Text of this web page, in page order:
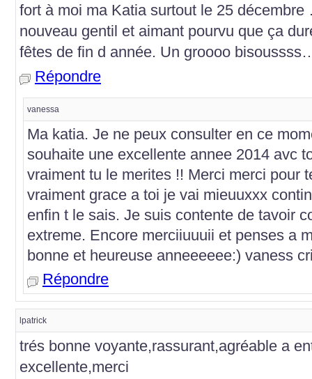
fort à moi ma Katia surtout le 25
nouveau gentil et aimant pourvu que ça
fêtes de fin d année. Un groooo
Répondre
vanessa
Ma katia. Je ne peux consulter en ce
souhaite une excellente annee 2014 avc
vraiment tu le merites !! Merci merci pour
vraiment grace a toi je vai mieuuxxx
enfin t le sais. Je suis contente de tavoir
extreme. Encore merciiuuuii et penses a
bonne et heureuse anneeeeee:) vaness
Répondre
lpatrick
trés bonne voyante,rassurant,agréable a
excellente,merci